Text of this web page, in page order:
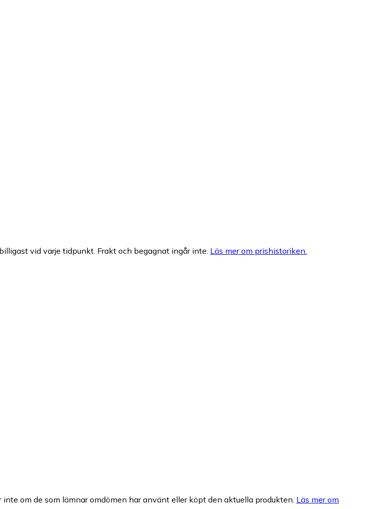
vid varje tidpunkt. Frakt och begagnat ingår inte. Läs mer om prishistoriken.
om de som lämnar omdömen har använt eller köpt den aktuella produkten. Läs mer om